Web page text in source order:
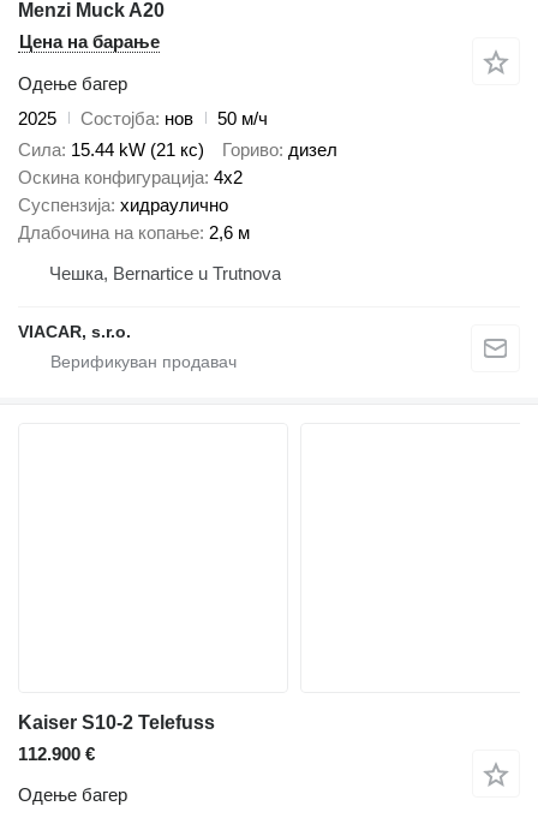
Menzi Muck A20
Цена на барање
Одење багер
2025
Состојба нов
50 м/ч
Сила 15.44 kW (21 кс) Гориво дизел
Оскина конфигурација 4x2
Суспензија хидраулично
Длабочина на копање 2,6 м
Чешка, Bernartice u Trutnova
VIACAR, s.r.o.
Kaiser S10-2 Telefuss
112.900 €
Одење багер